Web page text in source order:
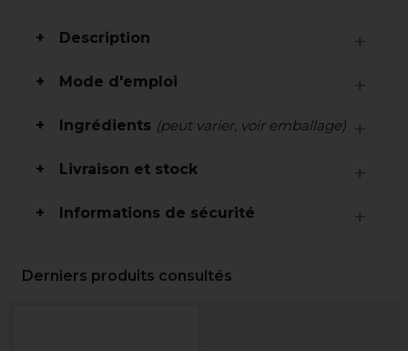
Description
Mode d'emploi
Ingrédients (peut varier, voir emballage)
Livraison et stock
Informations de sécurité
Derniers produits consultés